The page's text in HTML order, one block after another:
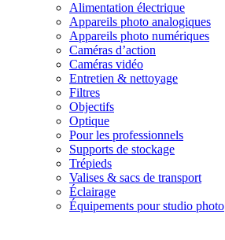
Alimentation électrique
Appareils photo analogiques
Appareils photo numériques
Caméras d’action
Caméras vidéo
Entretien & nettoyage
Filtres
Objectifs
Optique
Pour les professionnels
Supports de stockage
Trépieds
Valises & sacs de transport
Éclairage
Équipements pour studio photo